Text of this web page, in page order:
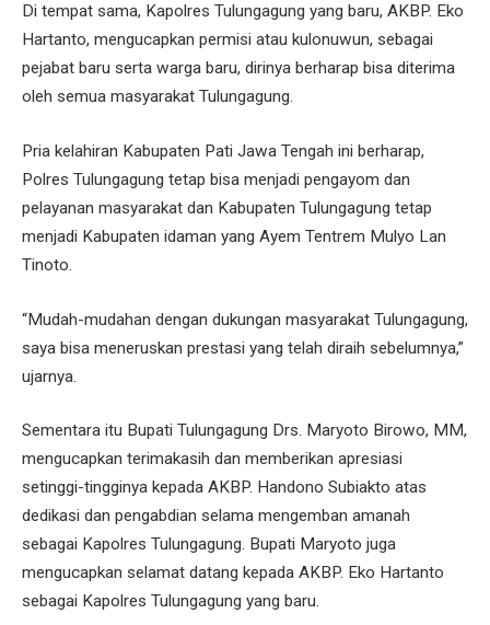
Di tempat sama, Kapolres Tulungagung yang baru, AKBP. Eko
Hartanto, mengucapkan permisi atau kulonuwun, sebagai
pejabat baru serta warga baru, dirinya berharap bisa diterima
oleh semua masyarakat Tulungagung.
Pria kelahiran Kabupaten Pati Jawa Tengah ini berharap,
Polres Tulungagung tetap bisa menjadi pengayom dan
pelayanan masyarakat dan Kabupaten Tulungagung tetap
menjadi Kabupaten idaman yang Ayem Tentrem Mulyo Lan
Tinoto.
“Mudah-mudahan dengan dukungan masyarakat Tulungagung,
saya bisa meneruskan prestasi yang telah diraih sebelumnya,”
ujarnya.
Sementara itu Bupati Tulungagung Drs. Maryoto Birowo, MM,
mengucapkan terimakasih dan memberikan apresiasi
setinggi-tingginya kepada AKBP. Handono Subiakto atas
dedikasi dan pengabdian selama mengemban amanah
sebagai Kapolres Tulungagung. Bupati Maryoto juga
mengucapkan selamat datang kepada AKBP. Eko Hartanto
sebagai Kapolres Tulungagung yang baru.